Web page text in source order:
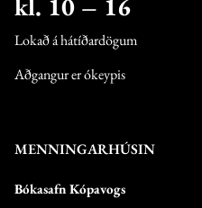
Lokað á hátíðardögum
Aðgangur er ókeypis
MENNINGARHÚSIN
Bókasafn Kópavogs